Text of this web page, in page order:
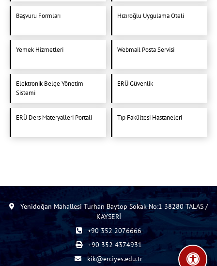
Başvuru Formları Hızıroğlu Uygulama Oteli
Yemek Hizmetleri Webmail Posta Servisi
Elektronik Belge Yönetim
Sistemi
ERÜ Güvenlik
ERÜ Ders Materyalleri Portali Tıp Fakültesi Hastaneleri
Yenidoğan Mahallesi Turhan Baytop Sokak No:1 38280 TALAS /
KAYSERİ
+90 352 2076666
+90 352 4374931
kik@erciyes.edu.tr